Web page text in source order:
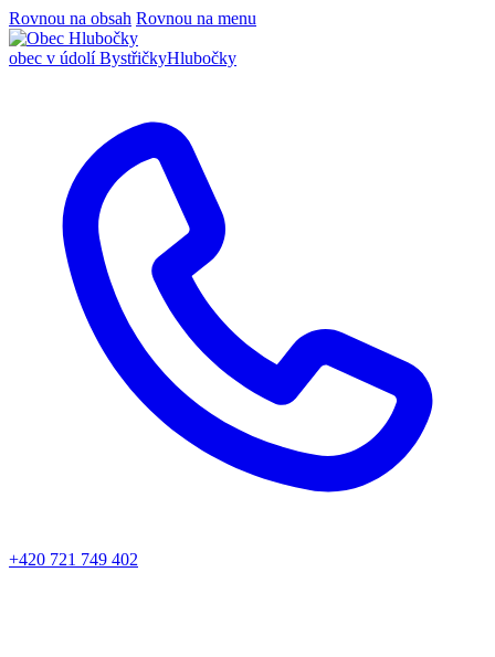
Rovnou na obsah Rovnou na menu
obec v údolí BystřičkyHlubočky
+420 721 749 402